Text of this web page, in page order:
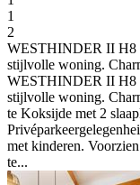
1
2
WESTHINDER II H8
stijlvolle woning.
WESTHINDER II H8
stijlvolle woning.
te Koksijde met 2
met kinderen.
te...